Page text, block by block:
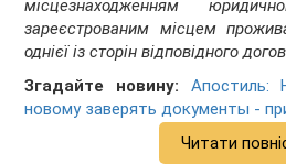
місцезнаходженням
зареєстрованим місцем
однієї із сторін відповідного
Згадайте новину: Апостиль:
новому заверять документы -
Читати